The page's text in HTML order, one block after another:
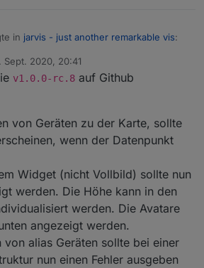
alles kleingeschrieben? Scheinbar
klar) ist es case-sensitiv?
in jarvis - just another remarkable vis:
nicht alles kleingeschrieben?
geht es.
Sept. 2020, 20:41
v1.0.0-rc.8 auf Github
von Geräten zu der Karte, sollte
wenn der Datenpunkt
Widget (nicht Vollbild) sollte nun
werden. Die Höhe kann in den
werden. Die Avatare
angezeigt werden.
von alias Geräten sollte bei einer
nun einen Fehler ausgeben